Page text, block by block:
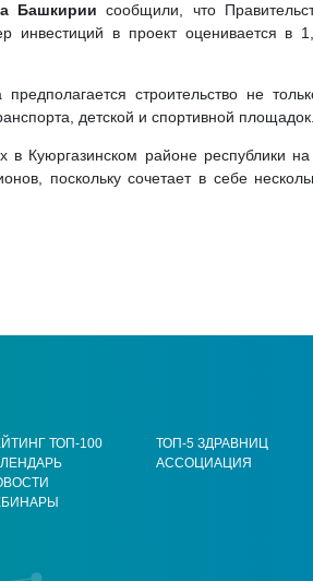
Башкирии сообщили, что
инвестиций в проект оценивается
строительство не
детской и спортивной площадок.
в Куюргазинском районе республики
поскольку сочетает в себе
ТОП-100
ТОП-5 ЗДРАВНИЦ
АССОЦИАЦИЯ